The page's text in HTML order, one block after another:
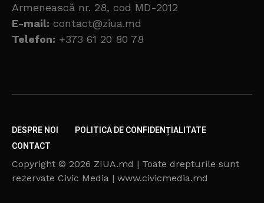
Armenească nr. 28, cod MD-2012
E-mail: contact@ziua.md
Telefon: +373 61 20 80 78
DESPRE NOI
POLITICA DE CONFIDENȚIALITATE
CONTACT
Copyright © 2026 ZIUA.md | Toate drepturile sunt
rezervate Civic Media | www.civicmedia.md